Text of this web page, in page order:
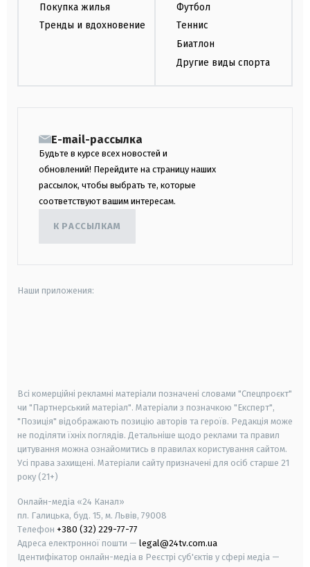
Покупка жилья
Тренды и вдохновение
Футбол
Теннис
Биатлон
Другие виды спорта
E-mail-рассылка
Будьте в курсе всех новостей и
обновлений! Перейдите на страницу наших
рассылок, чтобы выбрать те, которые
соответствуют вашим интересам.
К РАССЫЛКАМ
Наши приложения:
Всі комерційні рекламні матеріали позначені словами "Спецпроєкт"
чи "Партнерський матеріал". Матеріали з позначкою "Експерт",
"Позиція" відображають позицію авторів та героїв. Редакція може
не поділяти їхніх поглядів. Детальніше щодо реклами та правил
цитування можна ознайомитись в правилах користування сайтом.
Усі права захищені. Матеріали сайту призначені для осіб старше 21
року (21+)
Онлайн-медіа «24 Канал»
пл. Галицька, буд. 15, м. Львів, 79008
Телефон +380 (32) 229-77-77
Адреса електронної пошти — legal@24tv.com.ua
Ідентифікатор онлайн-медіа в Реєстрі суб'єктів у сфері медіа —